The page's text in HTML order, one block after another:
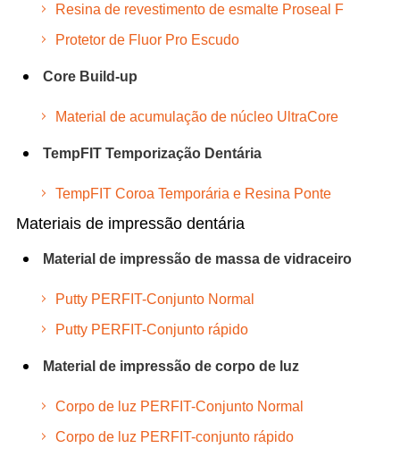
Resina de revestimento de esmalte Proseal F
Protetor de Fluor Pro Escudo
Core Build-up
Material de acumulação de núcleo UltraCore
TempFIT Temporização Dentária
TempFIT Coroa Temporária e Resina Ponte
Materiais de impressão dentária
Material de impressão de massa de vidraceiro
Putty PERFIT-Conjunto Normal
Putty PERFIT-Conjunto rápido
Material de impressão de corpo de luz
Corpo de luz PERFIT-Conjunto Normal
Corpo de luz PERFIT-conjunto rápido